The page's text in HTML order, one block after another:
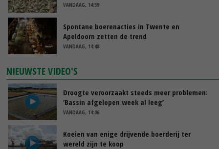
VANDAAG, 14:59
Spontane boerenacties in Twente en
Apeldoorn zetten de trend
VANDAAG, 14:48
NIEUWSTE VIDEO'S
Droogte veroorzaakt steeds meer problemen:
‘Bassin afgelopen week al leeg’
VANDAAG, 14:06
Koeien van enige drijvende boerderij ter
wereld zijn te koop